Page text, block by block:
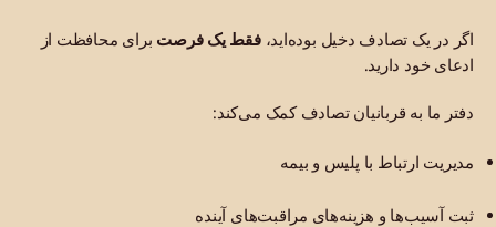
اگر در یک تصادف دخیل بوده‌اید،فقط یک فرصت برای محافظت از
ادعای خود دارید.
دفتر ما به قربانیان تصادف کمک می‌کند:
مدیریت ارتباط با پلیس و بیمه
ثبت آسیب‌ها و هزینه‌های مراقبت‌های آینده